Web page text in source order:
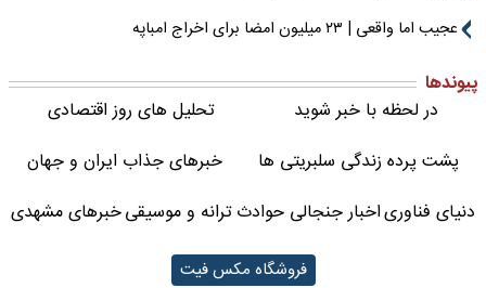
عجیب اما واقعی | ۲۳ میلیون امضا برای اخراج امباپه
پیوندها
در لحظه با خبر شوید
تحلیل های روز اقتصادی
پشت پرده زندگی سلبریتی ها
خبرهای جذاب ایران و جهان
دنیای فناوریاخبار جنجالی حوادثترانه و موسیقیخبرهای مشهدی
فروشگاه مکس فیت